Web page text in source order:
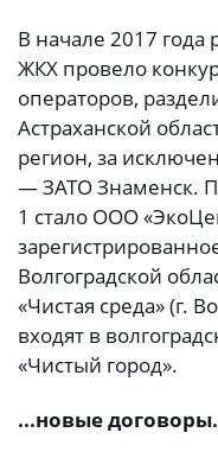
В начале 2017 года
ЖКХ провело
операторов,
Астраханской
регион, за
— ЗАТО Знаменск.
1 стало ООО
Волгоградской
«Чистая среда» (г.
входят в
«Чистый город».
...новые